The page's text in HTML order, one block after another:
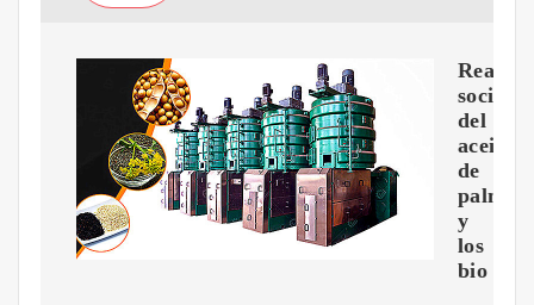
del
aceite
de
palma
y
los
bio